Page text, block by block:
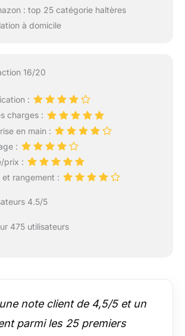
: top 25 catégorie haltères
à domicile
16/20
:
charges :
en main :
:
prix :
et rangement :
4.5/5
475 utilisateurs
note client de 4,5/5 et un
parmi les 25 premiers